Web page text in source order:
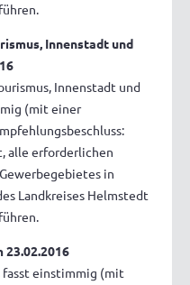
Innenstadt und
Innenstadt und
(mit einer
alle erforderlichen
in
Landkreises Helmstedt
23.02.2016
fasst einstimmig (mit